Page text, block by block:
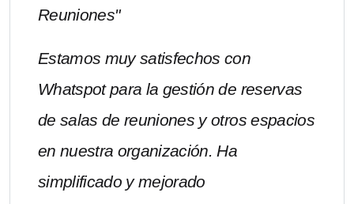
Reuniones"
Estamos muy satisfechos con
Whatspot para la gestión de reservas
de salas de reuniones y otros espacios
en nuestra organización. Ha
simplificado y mejorado